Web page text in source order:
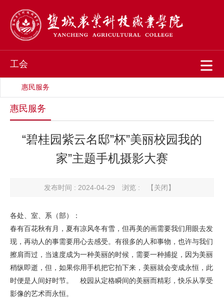
工会
惠民服务
惠民服务
“碧桂园紫云名邸”杯”美丽校园我的
家”主题手机摄影大赛
发布时间 : 2024-04-29 浏览 : 【关闭】
各处、室、系（部）：
春有百花秋有月，夏有凉风冬有雪，但再美的画需要我们用眼去发
现，再动人的事需要用心去感受。有很多的人和事物，也许与我们
擦肩而过，当速度成为一种美丽的时候，需要一种捕捉，因为美丽
稍纵即逝，但，如果你用手机把它拍下来，美丽就会变成永恒，此
时便是人间好时节。 校园从定格瞬间的美丽而精彩，快乐从享受
影像的艺术而永恒。